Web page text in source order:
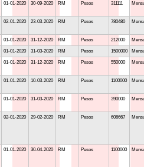
01-01-2020 30-09-2020 RM Pesos 311111
02-01-2020 23-03-2020 RM Pesos 780480
01-01-2020 31-12-2020 RM Pesos 212000
01-01-2020 31-03-2020 RM Pesos 1500000
01-01-2020 31-12-2020 RM Pesos 550000
01-01-2020 10-03-2020 RM Pesos 1100000
01-01-2020 31-03-2020 RM Pesos 390000
02-01-2020 29-02-2020 RM Pesos 606667
01-01-2020 30-04-2020 RM Pesos 1100000